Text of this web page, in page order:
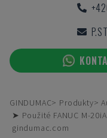
GINDUMAC Produkty
➤ Použité FANUC M-
gindumac.com